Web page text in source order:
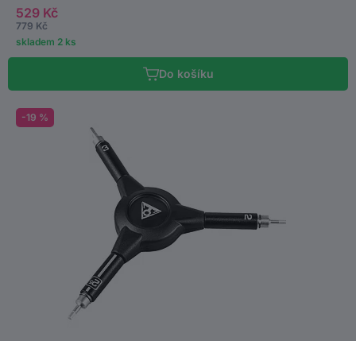
Do košíku
529 Kč
779 Kč
skladem 2 ks
-19 %